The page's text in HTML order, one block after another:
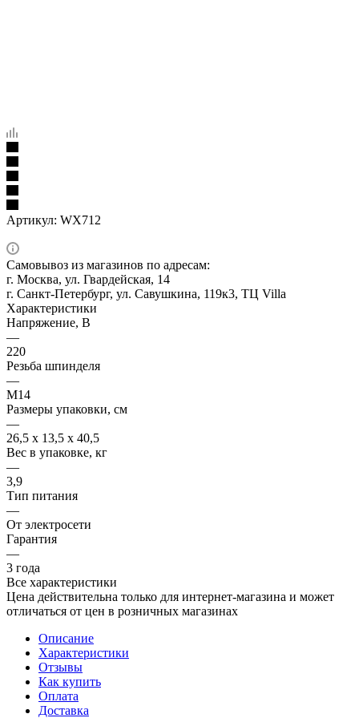
Артикул: WX712
Самовывоз из магазинов по адресам:
г. Москва, ул. Гвардейская, 14
г. Санкт-Петербург, ул. Савушкина, 119к3, ТЦ Villa
Характеристики
Напряжение, В
—
220
Резьба шпинделя
—
М14
Размеры упаковки, см
—
26,5 х 13,5 х 40,5
Вес в упаковке, кг
—
3,9
Тип питания
—
От электросети
Гарантия
—
3 года
Все характеристики
Цена действительна только для интернет-магазина и может
отличаться от цен в розничных магазинах
Описание
Характеристики
Отзывы
Как купить
Оплата
Доставка